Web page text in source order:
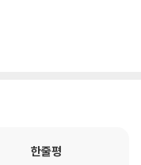
한줄평